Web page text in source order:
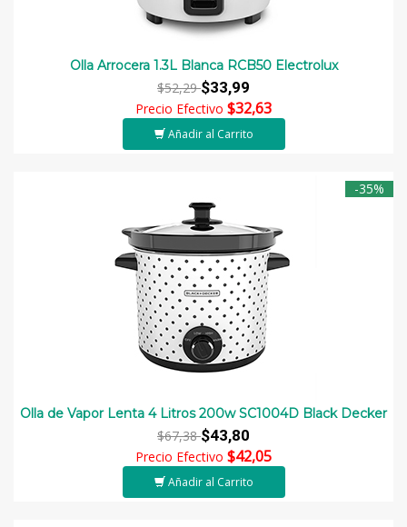
Olla Arrocera 1.3L Blanca RCB50 Electrolux
$52,29$33,99
Precio Efectivo $32,63
Añadir al Carrito
-35%
Olla de Vapor Lenta 4 Litros 200w SC1004D Black Decker
$67,38$43,80
Precio Efectivo $42,05
Añadir al Carrito